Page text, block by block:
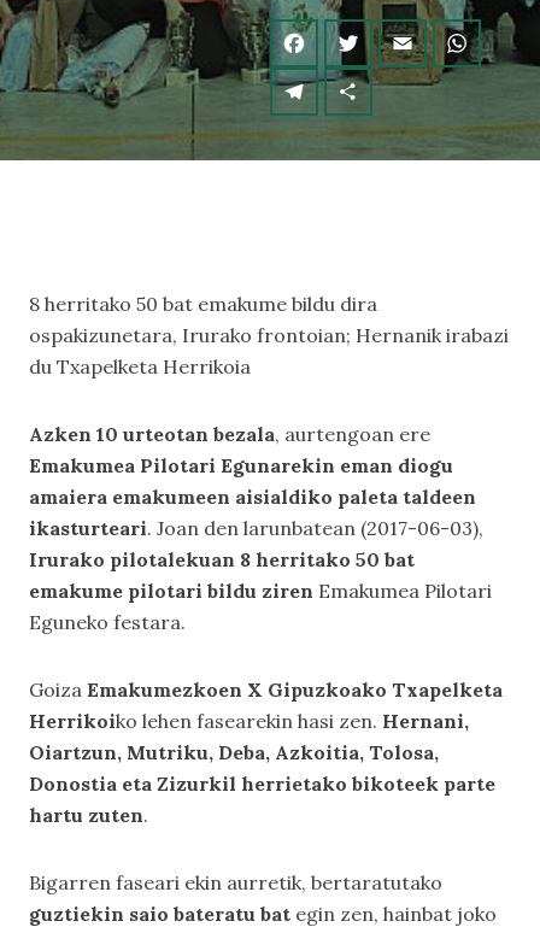
8 herritako 50 bat emakume bildu dira
ospakizunetara, Irurako frontoian; Hernanik irabazi
du Txapelketa Herrikoia
Azken 10 urteotan bezala, aurtengoan ere
Emakumea Pilotari Egunarekin eman diogu
amaiera emakumeen aisialdiko paleta taldeen
ikasturteari. Joan den larunbatean (2017-06-03),
Irurako pilotalekuan 8 herritako 50 bat
emakume pilotari bildu ziren Emakumea Pilotari
Eguneko festara.
Goiza Emakumezkoen X Gipuzkoako Txapelketa
Herrikoiko lehen fasearekin hasi zen. Hernani,
Oiartzun, Mutriku, Deba, Azkoitia, Tolosa,
Donostia eta Zizurkil herrietako bikoteek parte
hartu zuten.
Bigarren faseari ekin aurretik, bertaratutako
guztiekin saio bateratu bat egin zen, hainbat joko